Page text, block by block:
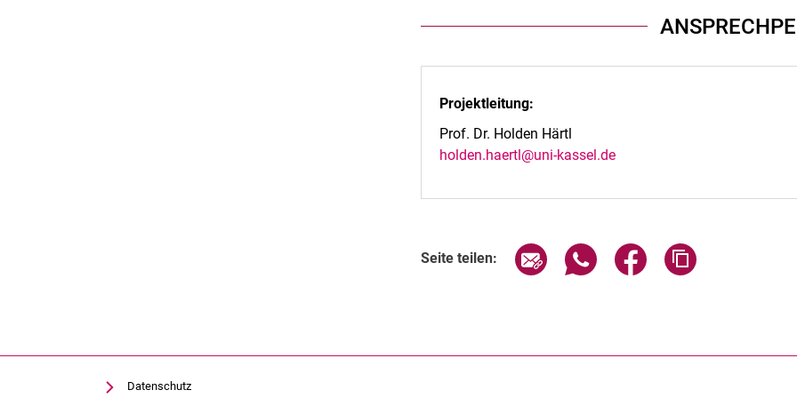
Projektleitung:
Prof. Dr. Holden Härtl
holden.haertl@uni-kassel.de
Seite teilen: Seite über E-Mail teilen
Seite über WhatsApp teilen
Seite über Facebook
Datenschutz